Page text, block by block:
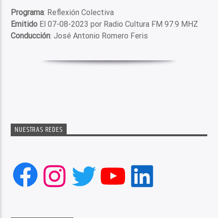
Programa: Reflexión Colectiva
Emitido El 07-08-2023 por Radio Cultura FM 97.9 MHZ
Conducción: José Antonio Romero Feris
NUESTRAS REDES
Facebook
Instagram
Twitter
YouTube
LinkedIn